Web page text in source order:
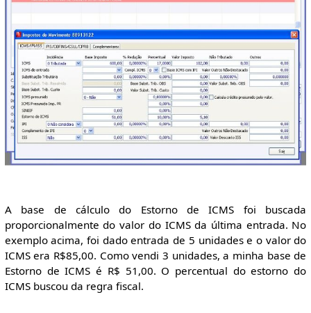
A base de cálculo do Estorno de ICMS foi buscada
proporcionalmente do valor do ICMS da última entrada. No
exemplo acima, foi dado entrada de 5 unidades e o valor do
ICMS era R$85,00. Como vendi 3 unidades, a minha base de
Estorno de ICMS é R$ 51,00. O percentual do estorno do
ICMS buscou da regra fiscal.